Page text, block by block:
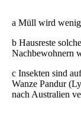
a Müll wird
b Hausreste
Nachbewohnern
c Insekten sind
Wanze Pandur
nach Australien